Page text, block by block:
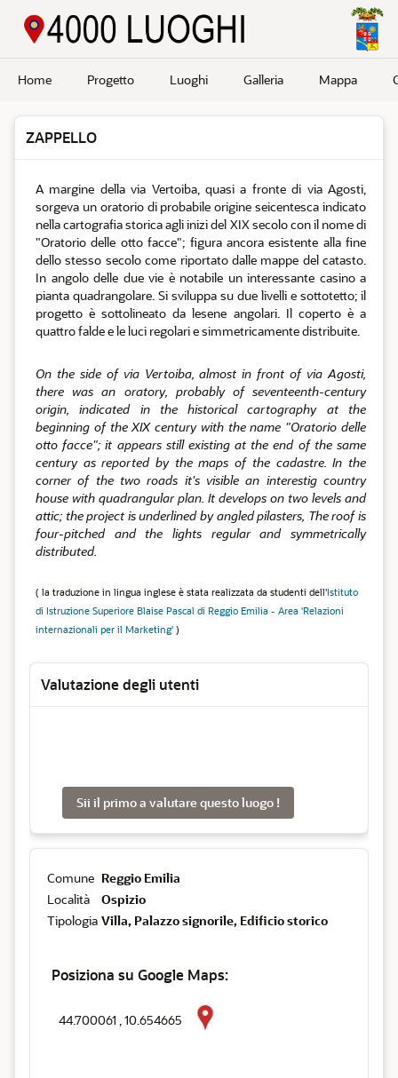
Home Progetto Luoghi Galleria Mappa
ZAPPELLO
A margine della via Vertoiba, quasi a fronte di via Agosti,
sorgeva un oratorio di probabile origine seicentesca indicato
nella cartografia storica agli inizi del XIX secolo con il nome di
"Oratorio delle otto facce"; figura ancora esistente alla fine
dello stesso secolo come riportato dalle mappe del catasto.
In angolo delle due vie è notabile un interessante casino a
pianta quadrangolare. Si sviluppa su due livelli e sottotetto; il
progetto è sottolineato da lesene angolari. Il coperto è a
quattro falde e le luci regolari e simmetricamente distribuite.
On the side of via Vertoiba, almost in front of via Agosti,
there was an oratory, probably of seventeenth-century
origin, indicated in the historical cartography at the
beginning of the XIX century with the name "Oratorio delle
otto facce"; it appears still existing at the end of the same
century as reported by the maps of the cadastre. In the
corner of the two roads it's visible an interestig country
house with quadrangular plan. It develops on two levels and
attic; the project is underlined by angled pilasters, The roof is
four-pitched and the lights regular and symmetrically
distributed.
( la traduzione in lingua inglese è stata realizzata da studenti dell'Istituto
di Istruzione Superiore Blaise Pascal di Reggio Emilia - Area 'Relazioni
internazionali per il Marketing' )
Valutazione degli utenti
Sii il primo a valutare questo luogo !
Comune Reggio Emilia
Località
Ospizio
Tipologia Villa, Palazzo signorile, Edificio storico
Posiziona su Google Maps:
44.700061 , 10.654665